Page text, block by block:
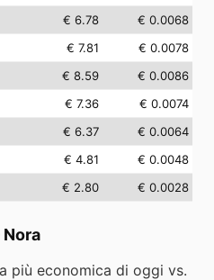
€ 6.78
€ 0.0068
€ 7.81
€ 0.0078
€ 8.59
€ 0.0086
€ 7.36
€ 0.0074
€ 6.37
€ 0.0064
€ 4.81
€ 0.0048
€ 2.80 € 0.0028
Nora
più economica di oggi vs.